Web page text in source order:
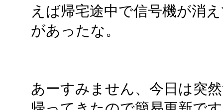
えば帰宅途中で信号機が消
があったな。
あーすみません、今日は突